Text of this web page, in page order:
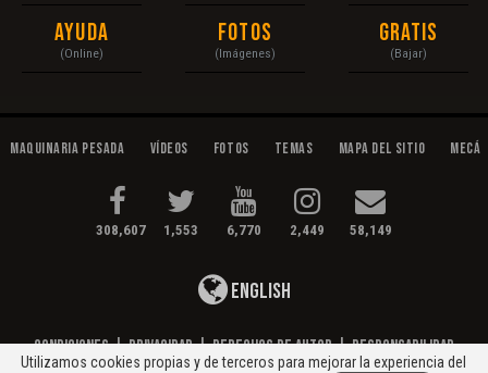
Ayuda
(Online)
Fotos
(Imágenes)
Gratis
(Bajar)
Maquinaria Pesada Vídeos Fotos Temas Mapa del Sitio
308,607 1,553 6,770 2,449 58,149
English
Condiciones|Privacidad|Derechos de Autor|Responsabilidad
Utilizamos cookies propias y de terceros para mejorar la experiencia del